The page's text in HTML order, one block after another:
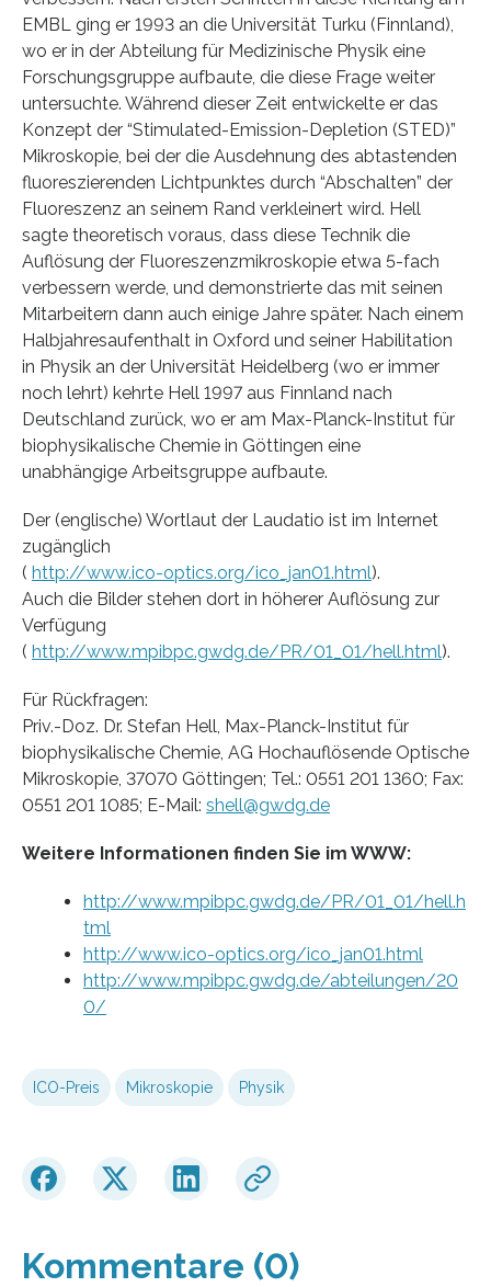
EMBL ging er 1993 an die Universität Turku (Finnland),
wo er in der Abteilung für Medizinische Physik eine
Forschungsgruppe aufbaute, die diese Frage weiter
untersuchte. Während dieser Zeit entwickelte er das
Konzept der “Stimulated-Emission-Depletion (STED)”
Mikroskopie, bei der die Ausdehnung des abtastenden
fluoreszierenden Lichtpunktes durch “Abschalten” der
Fluoreszenz an seinem Rand verkleinert wird. Hell
sagte theoretisch voraus, dass diese Technik die
Auflösung der Fluoreszenzmikroskopie etwa 5-fach
verbessern werde, und demonstrierte das mit seinen
Mitarbeitern dann auch einige Jahre später. Nach einem
Halbjahresaufenthalt in Oxford und seiner Habilitation
in Physik an der Universität Heidelberg (wo er immer
noch lehrt) kehrte Hell 1997 aus Finnland nach
Deutschland zurück, wo er am Max-Planck-Institut für
biophysikalische Chemie in Göttingen eine
unabhängige Arbeitsgruppe aufbaute.
Der (englische) Wortlaut der Laudatio ist im Internet
zugänglich
( http://www.ico-optics.org/ico_jan01.html).
Auch die Bilder stehen dort in höherer Auflösung zur
Verfügung
( http://www.mpibpc.gwdg.de/PR/01_01/hell.html).
Für Rückfragen:
Priv.-Doz. Dr. Stefan Hell, Max-Planck-Institut für
biophysikalische Chemie, AG Hochauflösende Optische
Mikroskopie, 37070 Göttingen; Tel.: 0551 201 1360; Fax:
0551 201 1085; E-Mail: shell@gwdg.de
Weitere Informationen finden Sie im WWW:
http://www.mpibpc.gwdg.de/PR/01_01/hell.h
tml
http://www.ico-optics.org/ico_jan01.html
http://www.mpibpc.gwdg.de/abteilungen/20
0/
ICO-Preis Mikroskopie Physik
Kommentare (0)